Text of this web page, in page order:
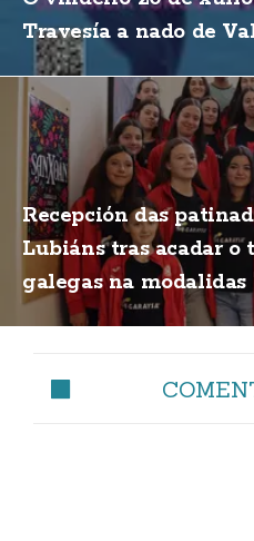
Travesía a nado de
Recepción das
Lubiáns tras acadar o
galegas na modalidas